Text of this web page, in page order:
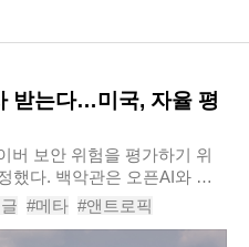
받는다…미국, 자율 평
버 보안 위험을 평가하기 위
했다. 백악관은 오픈AI와 구
들과 세부 내용을 논의할 예
안..
#메타 #앤트로픽